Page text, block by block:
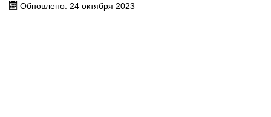
Обновлено: 24 октября 2023